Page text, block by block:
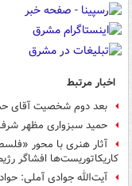
اخبار مرتبط
بعد دوم شخصیت آقای
حمید سبزواری مظهر شرف
آثار هنری با محور
کاریکاتوریست‌ها افشاگر
آیت‌الله جوادی آملی: